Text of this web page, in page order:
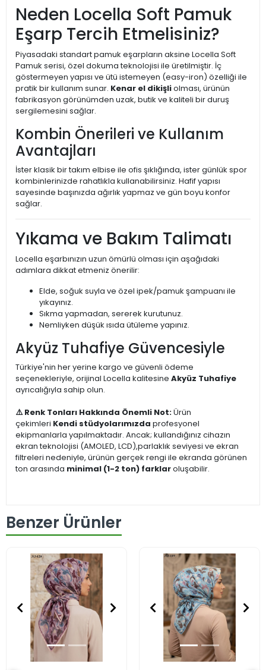
Neden Locella Soft Pamuk
Eşarp Tercih Etmelisiniz?
Piyasadaki standart pamuk eşarpların aksine Locella Soft
Pamuk serisi, özel dokuma teknolojisi ile üretilmiştir. İç
göstermeyen yapısı ve ütü istemeyen (easy-iron) özelliği ile
pratik bir kullanım sunar. Kenar el dikişliolması, ürünün
fabrikasyon görünümden uzak, butik ve kaliteli bir duruş
sergilemesini sağlar.
Kombin Önerileri ve Kullanım
Avantajları
İster klasik bir takım elbise ile ofis şıklığında, ister günlük spor
kombinlerinizde rahatlıkla kullanabilirsiniz. Hafif yapısı
sayesinde başınızda ağırlık yapmaz ve gün boyu konfor
sağlar.
Yıkama ve Bakım Talimatı
Locella eşarbınızın uzun ömürlü olması için aşağıdaki
adımlara dikkat etmeniz önerilir:
Elde, soğuk suyla ve özel ipek/pamuk şampuanı ile
yıkayınız.
Sıkma yapmadan, sererek kurutunuz.
Nemliyken düşük ısıda ütüleme yapınız.
Akyüz Tuhafiye Güvencesiyle
Türkiye'nin her yerine kargo ve güvenli ödeme
seçenekleriyle, orijinal Locella kalitesine Akyüz Tuhafiye
ayrıcalığıyla sahip olun.
⚠️ Renk Tonları Hakkında Önemli Not:Ürün
çekimleri Kendi stüdyolarımızda profesyonel
ekipmanlarla yapılmaktadır. Ancak; kullandığınız cihazın
ekran teknolojisi (AMOLED, LCD),parlaklık seviyesi ve ekran
filtreleri nedeniyle, ürünün gerçek rengi ile ekranda görünen
ton arasında minimal (1-2 ton) farklaroluşabilir.
Benzer Ürünler